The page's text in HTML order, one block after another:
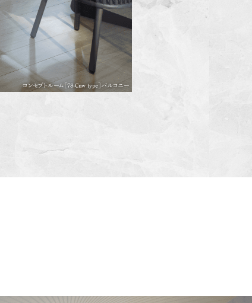
コンセプトルーム［78-Cnw type］バルコニー